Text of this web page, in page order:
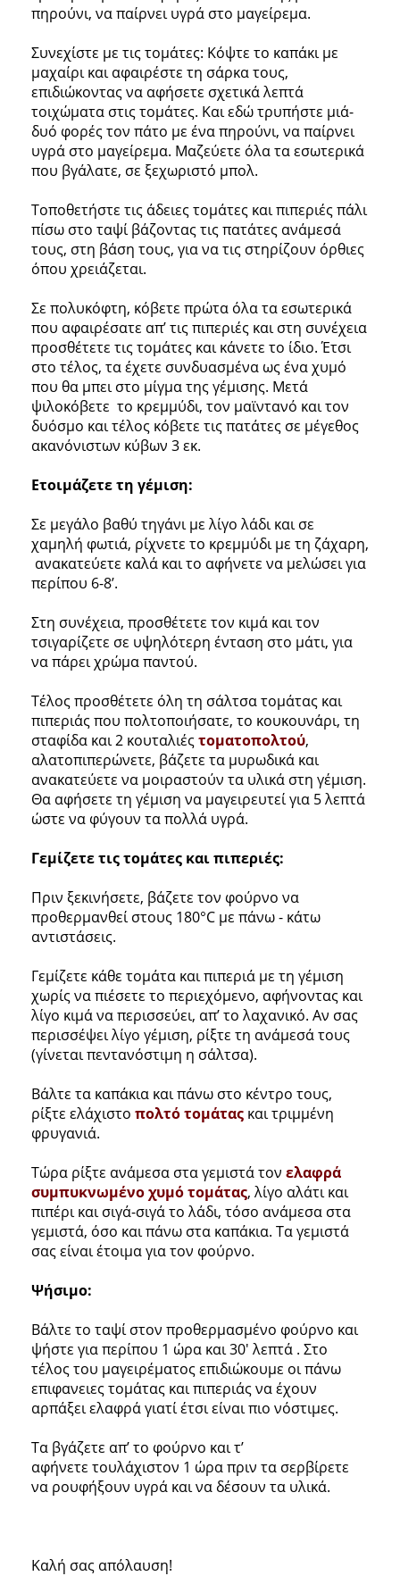
πηρούνι, να παίρνει υγρά στο μαγείρεμα.
Συνεχίστε με τις τομάτες: Κόψτε το καπάκι με
μαχαίρι και αφαιρέστε τη σάρκα τους,
επιδιώκοντας να αφήσετε σχετικά λεπτά
τοιχώματα στις τομάτες. Και εδώ τρυπήστε μιά-
δυό φορές τον πάτο με ένα πηρούνι, να παίρνει
υγρά στο μαγείρεμα. Μαζεύετε όλα τα εσωτερικά
που βγάλατε, σε ξεχωριστό μπολ.
Τοποθετήστε τις άδειες τομάτες και πιπεριές πάλι
πίσω στο ταψί βάζοντας τις πατάτες ανάμεσά
τους, στη βάση τους, για να τις στηρίζουν όρθιες
όπου χρειάζεται.
Σε πολυκόφτη, κόβετε πρώτα όλα τα εσωτερικά
που αφαιρέσατε απ’ τις πιπεριές και στη συνέχεια
προσθέτετε τις τομάτες και κάνετε το ίδιο. Έτσι
στο τέλος, τα έχετε συνδυασμένα ως ένα χυμό
που θα μπει στο μίγμα της γέμισης. Μετά
ψιλοκόβετε το κρεμμύδι, τον μαϊντανό και τον
δυόσμο και τέλος κόβετε τις πατάτες σε μέγεθος
ακανόνιστων κύβων 3 εκ.
Ετοιμάζετε τη γέμιση:
Σε μεγάλο βαθύ τηγάνι με λίγο λάδι και σε
χαμηλή φωτιά, ρίχνετε το κρεμμύδι με τη ζάχαρη,
ανακατεύετε καλά και το αφήνετε να μελώσει για
περίπου 6-8’.
Στη συνέχεια, προσθέτετε τον κιμά και τον
τσιγαρίζετε σε υψηλότερη ένταση στο μάτι, για
να πάρει χρώμα παντού.
Τέλος προσθέτετε όλη τη σάλτσα τομάτας και
πιπεριάς που πολτοποιήσατε, το κουκουνάρι, τη
σταφίδα και 2 κουταλιέςτοματοπολτού,
αλατοπιπερώνετε, βάζετε τα μυρωδικά και
ανακατεύετε να μοιραστούν τα υλικά στη γέμιση.
Θα αφήσετε τη γέμιση να μαγειρευτεί για 5 λεπτά
ώστε να φύγουν τα πολλά υγρά.
Γεμίζετε τις τομάτες και πιπεριές:
Πριν ξεκινήσετε, βάζετε τον φούρνο να
προθερμανθεί στους 180°C με πάνω - κάτω
αντιστάσεις.
Γεμίζετε κάθε τομάτα και πιπεριά με τη γέμιση
χωρίς να πιέσετε το περιεχόμενο, αφήνοντας και
λίγο κιμά να περισσεύει, απ’ το λαχανικό. Αν σας
περισσέψει λίγο γέμιση, ρίξτε τη ανάμεσά τους
(γίνεται πεντανόστιμη η σάλτσα).
Βάλτε τα καπάκια και πάνω στο κέντρο τους,
ρίξτε ελάχιστο πολτό τομάτας και τριμμένη
φρυγανιά.
Τώρα ρίξτε ανάμεσα στα γεμιστά τον ελαφρά
συμπυκνωμένο χυμό τομάτας, λίγο αλάτι και
πιπέρι και σιγά-σιγά το λάδι, τόσο ανάμεσα στα
γεμιστά, όσο και πάνω στα καπάκια. Τα γεμιστά
σας είναι έτοιμα για τον φούρνο.
Ψήσιμο:
Βάλτε το ταψί στον προθερμασμένο φούρνο και
ψήστε για περίπου 1 ώρα και 30′ λεπτά . Στο
τέλος του μαγειρέματος επιδιώκουμε οι πάνω
επιφανειες τομάτας και πιπεριάς να έχουν
αρπάξει ελαφρά γιατί έτσι είναι πιο νόστιμες.
Τα βγάζετε απ’ το φούρνο και τ’
αφήνετε τουλάχιστον 1 ώρα πριν τα σερβίρετε
να ρουφήξουν υγρά και να δέσουν τα υλικά.
Καλή σας απόλαυση!